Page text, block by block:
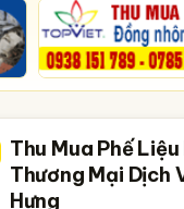
Thu Mua Phế
Thương Mại Dịch
Hưng